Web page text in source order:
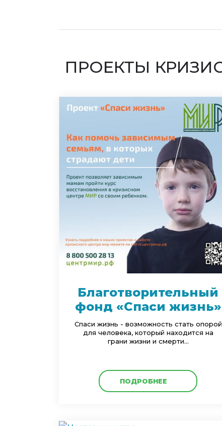
ПРОЕКТЫ
Благотворительный
фонд «Спаси жизнь»
Cпаси жизнь - возможность стать опорой
для человека, который находится на
грани жизни и смерти...
ПОДРОБНЕЕ